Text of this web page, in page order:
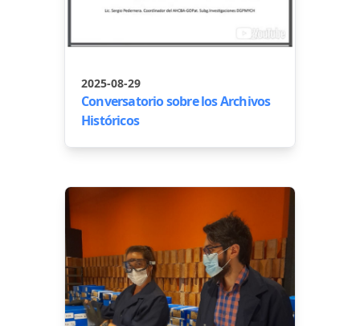
2025-08-29
Conversatorio sobre los Archivos
Históricos